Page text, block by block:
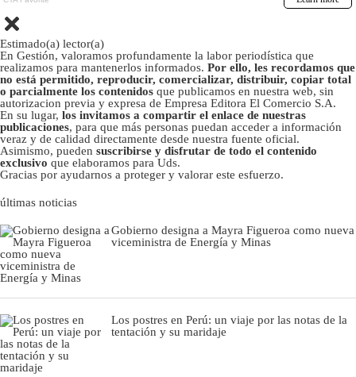
Estimado(a) lector(a)
En Gestión, valoramos profundamente la labor periodística que
realizamos para mantenerlos informados. Por ello, les recordamos que
no está permitido, reproducir, comercializar, distribuir, copiar total
o parcialmente los contenidos que publicamos en nuestra web, sin
autorizacion previa y expresa de Empresa Editora El Comercio S.A.
En su lugar, los invitamos a compartir el enlace de nuestras
publicaciones, para que más personas puedan acceder a información
veraz y de calidad directamente desde nuestra fuente oficial.
Asimismo, pueden suscribirse y disfrutar de todo el contenido
exclusivo que elaboramos para Uds.
Gracias por ayudarnos a proteger y valorar este esfuerzo.
últimas noticias
Gobierno designa a Mayra Figueroa como nueva
viceministra de Energía y Minas
Los postres en Perú: un viaje por las notas de la
tentación y su maridaje